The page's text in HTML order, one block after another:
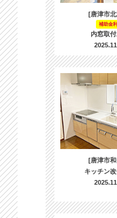
[唐津市
補助金
内窓取
[唐津市
キッチン